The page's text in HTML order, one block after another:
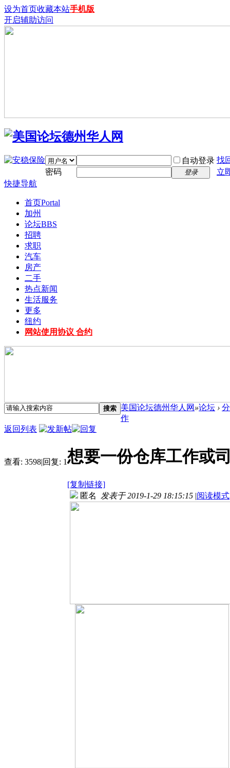
设为首页收藏本站手机版
开启辅助访问
自动登录 找
密码
登录
立
快捷导航
首页Portal
加州
论坛BBS
招聘
求职
汽车
房产
二手
热点新闻
生活服务
更多
纽约
网站使用协议 合约
搜索 美国论坛德州华人网 »论坛 ›
作
返回列表
查看: 3598|回复: 1想要一份仓库工作或
[复制链接]
匿名 发表于 2019-1-29 18:15:15 |阅读模式